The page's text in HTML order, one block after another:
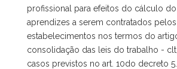
profissional para efeitos do cálculo
aprendizes a serem contratados pelos
estabelecimentos nos termos do
consolidação das leis do trabalho -
casos previstos no art. 10do decreto